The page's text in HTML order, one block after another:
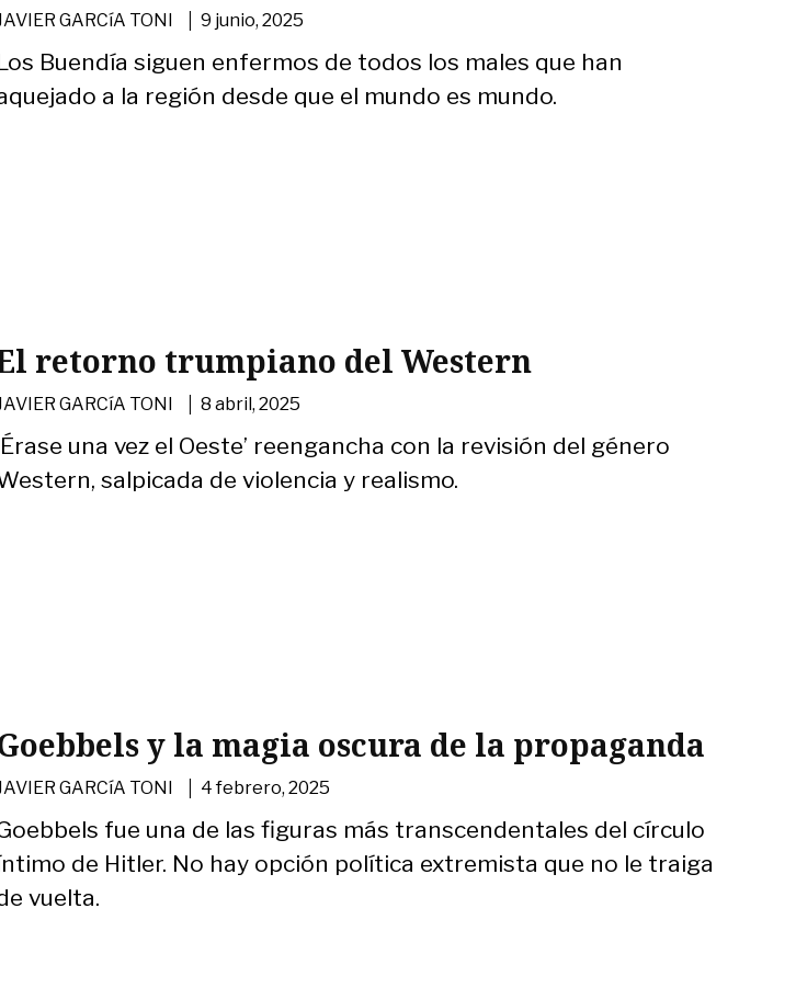
GARCíA TONI |9 junio, 2025
Buendía siguen enfermos de todos los males que han
a la región desde que el mundo es mundo.
retorno trumpiano del Western
GARCíA TONI |8 abril, 2025
una vez el Oeste’ reengancha con la revisión del género
salpicada de violencia y realismo.
y la magia oscura de la propaganda
GARCíA TONI | 4 febrero, 2025
fue una de las figuras más transcendentales del círculo
de Hitler. No hay opción política extremista que no le traiga
vuelta.